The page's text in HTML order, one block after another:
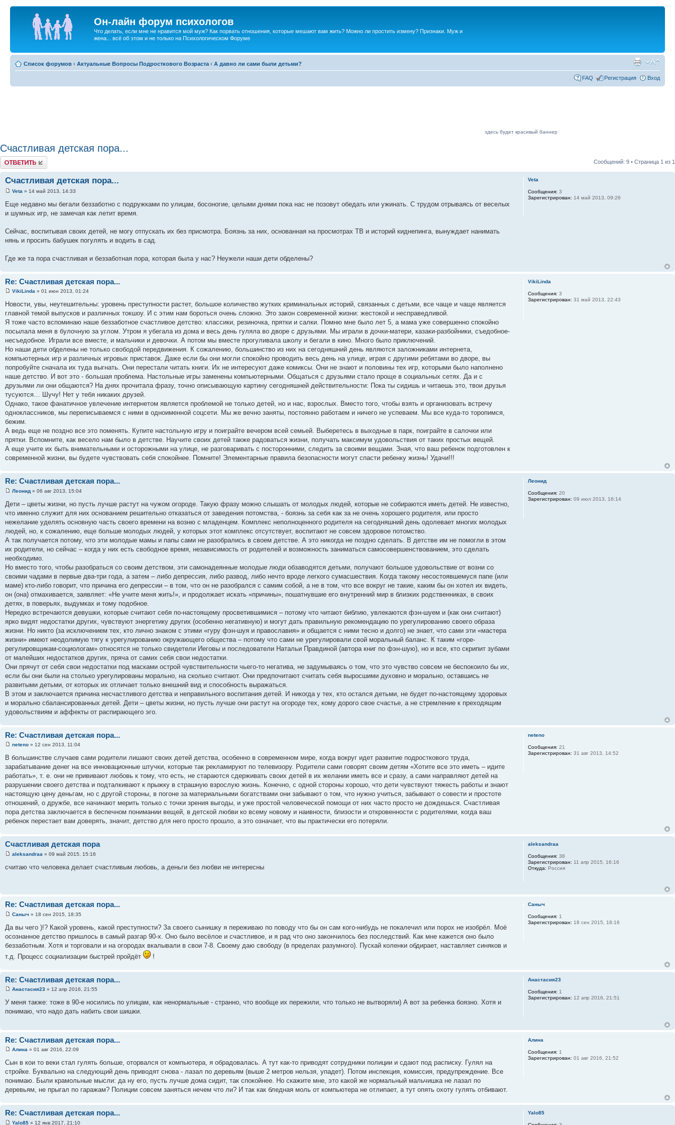
Он-лайн форум психологов
Что делать, если мне не нравится мой муж? Как порвать отношения, которые мешают вам жить? Можно ли простить измену? Признаки. Муж и
жена... всё об этом и не только на Психологическом Форуме
Список форумов ‹ Актуальные Вопросы Подросткового Возраста ‹ А давно ли сами были детьми?
FAQ Регистрация Вход
здесь будет красивый баннер
Счастливая детская пора...
Ответить Сообщений: 9 • Страница 1 из 1
Счастливая детская пора...
Veta » 14 май 2013, 14:33
Еще недавно мы бегали беззаботно с подружками по улицам, босоногие, целыми днями пока нас не позовут обедать или ужинать. С трудом отрываясь от веселых
и шумных игр, не замечая как летит время.
Сейчас, воспитывая своих детей, не могу отпускать их без присмотра. Боязнь за них, основанная на просмотрах ТВ и историй киднепинга, вынуждает нанимать
нянь и просить бабушек погулять и водить в сад.
Где же та пора счастливая и беззаботная пора, которая была у нас? Неужели наши дети обделены?
Veta
Сообщения: 3
Зарегистрирован: 14 май 2013, 09:26
Re: Счастливая детская пора...
VikiLinda » 01 июн 2013, 01:24
Новости, увы, неутешительны: уровень преступности растет, большое количество жутких криминальных историй, связанных с детьми, все чаще и чаще является
главной темой выпусков и различных токшоу. И с этим нам бороться очень сложно. Это закон современной жизни: жестокой и несправедливой.
Я тоже часто вспоминаю наше беззаботное счастливое детство: классики, резиночка, прятки и салки. Помню мне было лет 5, а мама уже совершенно спокойно
посылала меня в булочную за углом. Утром я убегала из дома и весь день гуляла во дворе с друзьями. Мы играли в дочки-матери, казаки-разбойники, съедобное-
несъедобное. Играли все вместе, и мальчики и девочки. А потом мы вместе прогуливала школу и бегали в кино. Много было приключений.
Но наши дети обделены не только свободой передвижения. К сожалению, большинство из них на сегодняшний день являются заложниками интернета,
компьютерных игр и различных игровых приставок. Даже если бы они могли спокойно проводить весь день на улице, играя с другими ребятами во дворе, вы
попробуйте сначала их туда выгнать. Они перестали читать книги. Их не интересуют даже комиксы. Они не знают и половины тех игр, которыми было наполнено
наше детство. И вот это - большая проблема. Настольные игры заменены компьютерными. Общаться с друзьями стало проще в социальных сетях. Да и с
друзьями ли они общаются? На днях прочитала фразу, точно описывающую картину сегодняшней действительности: Пока ты сидишь и читаешь это, твои друзья
тусуются… Шучу! Нет у тебя никаких друзей.
Однако, такое фанатичное увлечение интернетом является проблемой не только детей, но и нас, взрослых. Вместо того, чтобы взять и организовать встречу
одноклассников, мы переписываемся с ними в одноименной соцсети. Мы же вечно заняты, постоянно работаем и ничего не успеваем. Мы все куда-то торопимся,
бежим.
А ведь еще не поздно все это поменять. Купите настольную игру и поиграйте вечером всей семьей. Выберетесь в выходные в парк, поиграйте в салочки или
прятки. Вспомните, как весело нам было в детстве. Научите своих детей также радоваться жизни, получать максимум удовольствия от таких простых вещей.
А еще учите их быть внимательными и осторожными на улице, не разговаривать с посторонними, следить за своими вещами. Зная, что ваш ребенок подготовлен к
современной жизни, вы будете чувствовать себя спокойнее. Помните! Элементарные правила безопасности могут спасти ребенку жизнь! Удачи!!!
VikiLinda
Сообщения: 3
Зарегистрирован: 31 май 2013, 22:43
Re: Счастливая детская пора...
Леонид » 06 авг 2013, 15:04
Дети – цветы жизни, но пусть лучше растут на чужом огороде. Такую фразу можно слышать от молодых людей, которые не собираются иметь детей. Не известно,
что именно служит для них основанием решительно отказаться от заведения потомства, - боязнь за себя как за не очень хорошего родителя, или просто
нежелание уделять основную часть своего времени на возню с младенцем. Комплекс неполноценного родителя на сегодняшний день одолевает многих молодых
людей, но, к сожалению, еще больше молодых людей, у которых этот комплекс отсутствует, воспитают не совсем здоровое потомство.
А так получается потому, что эти молодые мамы и папы сами не разобрались в своем детстве. А это никогда не поздно сделать. В детстве им не помогли в этом
их родители, но сейчас – когда у них есть свободное время, независимость от родителей и возможность заниматься самосовершенствованием, это сделать
необходимо.
Но вместо того, чтобы разобраться со своим детством, эти самонадеянные молодые люди обзаводятся детьми, получают большое удовольствие от возни со
своими чадами в первые два-три года, а затем – либо депрессия, либо развод, либо нечто вроде легкого сумасшествия. Когда такому несостоявшемуся папе (или
маме) кто-либо говорит, что причина его депрессии – в том, что он не разобрался с самим собой, а не в том, что все вокруг не такие, каким бы он хотел их видеть,
он (она) отмахивается, заявляет: «Не учите меня жить!», и продолжает искать «причины», пошатнувшие его внутренний мир в близких родственниках, в своих
детях, в поверьях, выдумках и тому подобное.
Нередко встречаются девушки, которые считают себя по-настоящему просветившимися – потому что читают библию, увлекаются фэн-шуем и (как они считают)
ярко видят недостатки других, чувствуют энергетику других (особенно негативную) и могут дать правильную рекомендацию по урегулированию своего образа
жизни. Но никто (за исключением тех, кто лично знаком с этими «гуру фэн-шуя и православия» и общается с ними тесно и долго) не знает, что сами эти «мастера
жизни» имеют неодолимую тягу к урегулированию окружающего общества – потому что сами не урегулировали свой моральный баланс. К таким «горе-
регулировщикам-социологам» относятся не только свидетели Иеговы и последователи Натальи Правдиной (автора книг по фэн-шую), но и все, кто скрипит зубами
от малейших недостатков других, пряча от самих себя свои недостатки.
Они прячут от себя свои недостатки под масками острой чувствительности чьего-то негатива, не задумываясь о том, что это чувство совсем не беспокоило бы их,
если бы они были на столько урегулированы морально, на сколько считают. Они предпочитают считать себя выросшими духовно и морально, оставшись не
развитыми детьми, от которых их отличает только внешний вид и способность выражаться.
В этом и заключается причина несчастливого детства и неправильного воспитания детей. И никогда у тех, кто остался детьми, не будет по-настоящему здоровых
и морально сбалансированных детей. Дети – цветы жизни, но пусть лучше они растут на огороде тех, кому дорого свое счастье, а не стремление к преходящим
удовольствиям и аффекты от распирающего эго.
Леонид
Сообщения: 20
Зарегистрирован: 09 июл 2013, 16:14
Re: Счастливая детская пора...
neteno » 12 сен 2013, 11:04
В большинстве случаев сами родители лишают своих детей детства, особенно в современном мире, когда вокруг идет развитие подросткового труда,
зарабатывание денег на все инновационные штучки, которые так рекламируют по телевизору. Родители сами говорят своим детям «Хотите все это иметь – идите
работать», т. е. они не прививают любовь к тому, что есть, не стараются сдерживать своих детей в их желании иметь все и сразу, а сами направляют детей на
разрушении своего детства и подталкивают к прыжку в страшную взрослую жизнь. Конечно, с одной стороны хорошо, что дети чувствуют тяжесть работы и знают
настоящую цену деньгам, но с другой стороны, в погоне за материальными богатствами они забывают о том, что нужно учиться, забывают о совести и простоте
отношений, о дружбе, все начинают мерить только с точки зрения выгоды, и уже простой человеческой помощи от них часто просто не дождешься. Счастливая
пора детства заключается в беспечном понимании вещей, в детской любви ко всему новому и наивности, близости и откровенности с родителями, когда ваш
ребенок перестает вам доверять, значит, детство для него просто прошло, а это означает, что вы практически его потеряли.
neteno
Сообщения: 21
Зарегистрирован: 31 авг 2013, 14:52
Счастливая детская пора
aleksandraa » 09 май 2015, 15:16
считаю что человека делает счастливым любовь, а деньги без любви не интересны
aleksandraa
Сообщения: 38
Зарегистрирован: 11 апр 2015, 16:16
Откуда: Россия
Re: Счастливая детская пора...
Саныч » 18 сен 2015, 18:35
Да вы чего )!? Какой уровень, какой преступности? За своего сынишку я переживаю по поводу что бы он сам кого-нибудь не покалечил или порох не изобрёл. Моё
осознанное детство пришлось в самый разгар 90-х. Оно было весёлое и счастливое, и я рад что оно закончилось без последствий. Как мне кажется оно было
беззаботным. Хотя и торговали и на огородах вкалывали в свои 7-8. Своему даю свободу (в пределах разумного). Пускай коленки обдирает, наставляет синяков и
т.д. Процесс социализации быстрей пройдёт
!
Саныч
Сообщения: 1
Зарегистрирован: 18 сен 2015, 18:16
Re: Счастливая детская пора...
Анастасия23 » 12 апр 2016, 21:55
У меня также: тоже в 90-е носились по улицам, как ненормальные - странно, что вообще их пережили, что только не вытворяли) А вот за ребенка боязно. Хотя и
понимаю, что надо дать набить свои шишки.
Анастасия23
Сообщения: 1
Зарегистрирован: 12 апр 2016, 21:51
Re: Счастливая детская пора...
Алина » 01 авг 2016, 22:09
Сын в кои то веки стал гулять больше, оторвался от компьютера, я обрадовалась. А тут как-то приводят сотрудники полиции и сдают под расписку. Гулял на
стройке. Буквально на следующий день приводят снова - лазал по деревьям (выше 2 метров нельзя, упадет). Потом инспекция, комиссия, предупреждение. Все
понимаю. Были крамольные мысли: да ну его, пусть лучше дома сидит, так спокойнее. Но скажите мне, это какой же нормальный мальчишка не лазал по
деревьям, не прыгал по гаражам? Полиции совсем заняться нечем что ли? И так как бледная моль от компьютера не отлипает, а тут опять охоту гулять отбивают.
Алина
Сообщения: 1
Зарегистрирован: 01 авг 2016, 21:52
Re: Счастливая детская пора...
Yalo85 » 12 янв 2017, 21:10
Yalo85